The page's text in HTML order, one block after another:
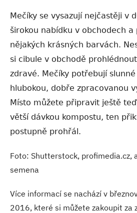
Mečíky se vysazují nejčastěji v
širokou nabídku v obchodech a
nějakých krásných barvách.
si cibule v obchodě
zdravé. Mečíky potřebují
hlubokou, dobře zpracovanou
Místo můžete připravit ještě
větší dávkou kompostu, ten
postupně prohřál.
Foto: Shutterstock, profimedia.cz,
semena
Více informací se nachází v
2016, které si můžete zakoupit za